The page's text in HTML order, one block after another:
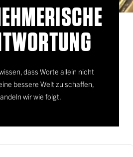
dass Worte allein nicht
bessere Welt zu schaffen,
wir wie folgt.